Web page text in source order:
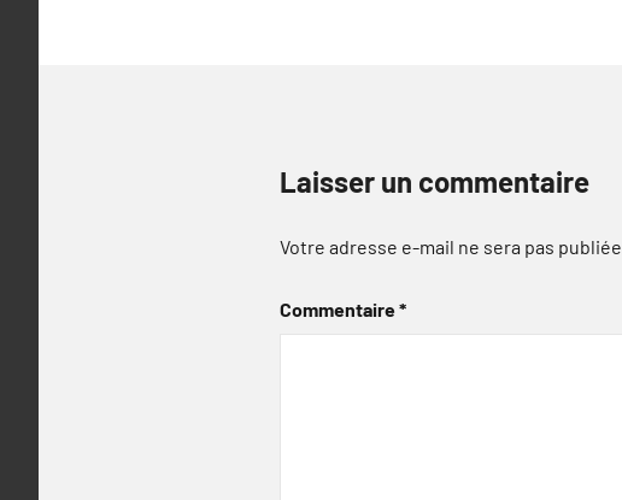
Laisser un commentaire
Votre adresse e-mail ne sera pas publiée.
Commentaire*